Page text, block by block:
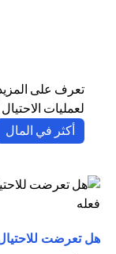
تعرف على المزيد
لعمليات
أكثر في المال
هل تعرضت